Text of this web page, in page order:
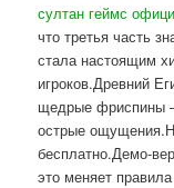
султан геймс
что третья часть
стала настоящим
игроков.Древний
щедрые фриспины
острые
бесплатно.Демо-
это меняет